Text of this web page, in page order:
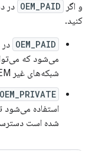
و اگر
OEM_PAID در
کنید.
OEM_PAID در
شبکه‌های غیر OEM مسیریابی شوند.
OEM_PRIVATE
استفاده می‌شود
شده است